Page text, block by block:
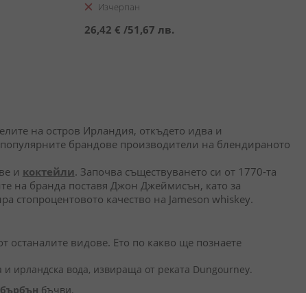
Изчерпан
26,42 € /51,67 лв.
на остров Ирландия, откъдето идва и
брандове производители на блендираното
и коктейли. Започва съществуването си от 1770-та
на бранда поставя Джон Джеймисън, като за
стопроцентовото качество на Jameson whiskey.
останалите видове. Ето по какво ще познаете
ирландска вода, извираща от реката Dungourney.
бърбън бъчви.